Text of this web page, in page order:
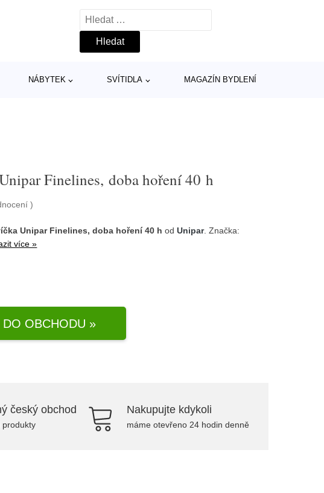
Vyhledávání
NÁBYTEK SVÍTIDLA MAGAZÍN BYDLENÍ
Finelines, doba hoření 40 h
)
Unipar Finelines, doba hoření 40 h odUnipar. Značka:
více »
DO OBCHODU »
český obchod
produkty
Nakupujte kdykoli
máme otevřeno 24 hodin denně